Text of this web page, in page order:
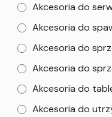
Akcesoria do
Akcesoria do
Akcesoria do
Akcesoria do
Akcesoria do
Akcesoria do